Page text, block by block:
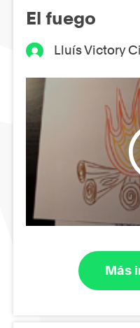
El fuego
Lluís Victory
Más